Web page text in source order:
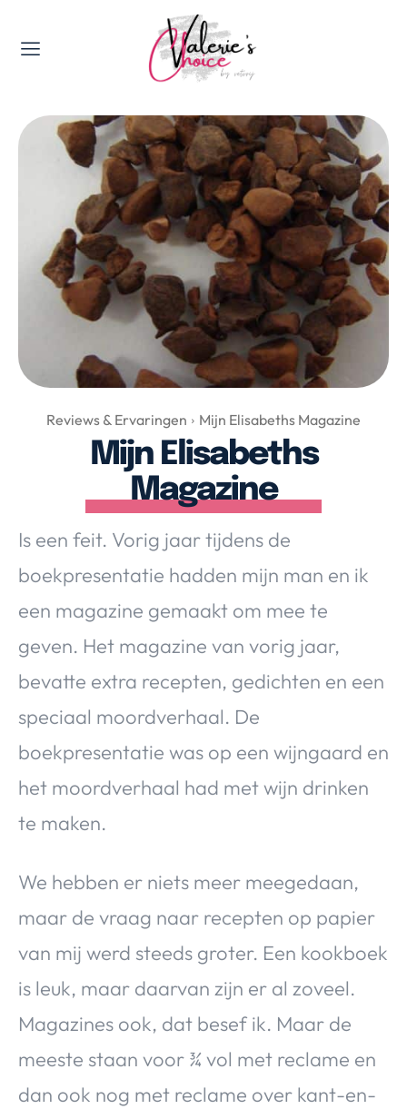
Valerie's Topics
Travel & Culture
Food & Drinks
Happyness & Opmerkelijk
Lifestyle, Sport & Duurzaamheid
Gadgets & Tech
Top 5 van Valerie
Health & Beauty
Huis & Tuin
Nieuws & Media
Over Valerie
Over Valerie
De Top 5
Contact
VALERIE'S CHOICE
Food & Drinks Health & Beauty Gadgets
Huis & Tuin
Travel
Lifestyle
Reviews & Ervaringen Mijn Elisabeths Magazine
Mijn Elisabeths
Magazine
Is een feit. Vorig jaar tijdens de
boekpresentatie hadden mijn man en ik
een magazine gemaakt om mee te
geven. Het magazine van vorig jaar,
bevatte extra recepten, gedichten en een
speciaal moordverhaal. De
boekpresentatie was op een wijngaard en
het moordverhaal had met wijn drinken
te maken.
We hebben er niets meer meegedaan,
maar de vraag naar recepten op papier
van mij werd steeds groter. Een kookboek
is leuk, maar daarvan zijn er al zoveel.
Magazines ook, dat besef ik. Maar de
meeste staan voor ¾ vol met reclame en
dan ook nog met reclame over kant-en-